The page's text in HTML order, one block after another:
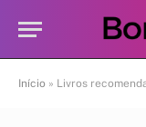
Início » Livros recomendados